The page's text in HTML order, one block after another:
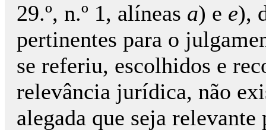
29.º, n.º 1, alíneas a) e e),
pertinentes para o
se referiu, escolhidos e
relevância jurídica, não
alegada que seja